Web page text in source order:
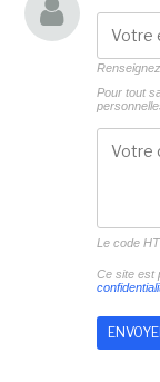
Pour tout
Le code
Ce site est